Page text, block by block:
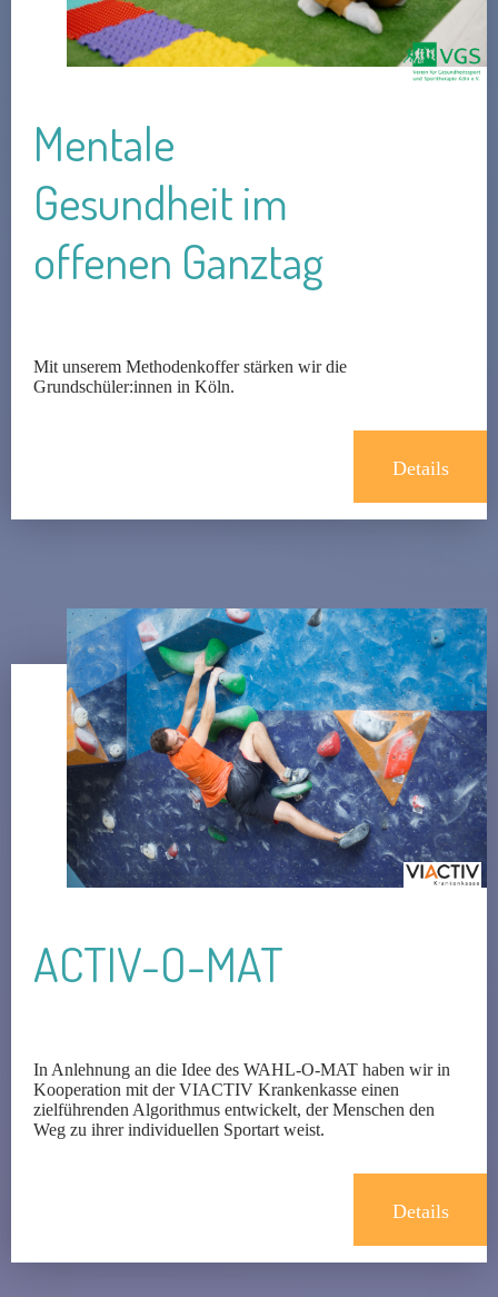
Mentale
Gesundheit im
offenen Ganztag
Mit unserem Methodenkoffer stärken wir die
Grundschüler:innen in Köln.
Details
ACTIV-O-MAT
In Anlehnung an die Idee des WAHL-O-MAT haben wir in
Kooperation mit der VIACTIV Krankenkasse einen
zielführenden Algorithmus entwickelt, der Menschen den
Weg zu ihrer individuellen Sportart weist.
Details